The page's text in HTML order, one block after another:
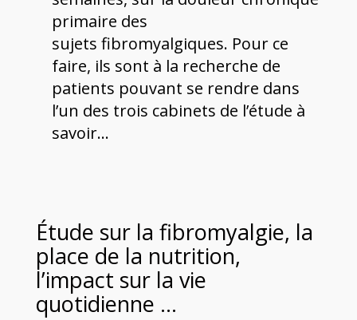
primaire des
sujets fibromyalgiques. Pour ce
faire, ils sont à la recherche de
patients pouvant se rendre dans
l’un des trois cabinets de l’étude à
savoir…
Étude sur la fibromyalgie, la
place de la nutrition,
l’impact sur la vie
quotidienne …